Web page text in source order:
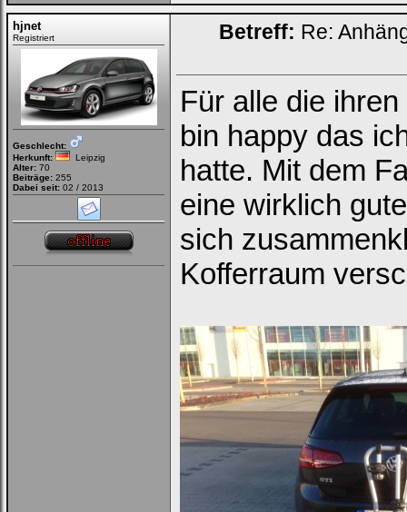
hjnet
Registriert
Geschlecht:
Herkunft:
Leipzig
Alter: 70
Beiträge: 255
Dabei seit: 02 / 2013
Betreff: Re:
Für alle die
bin happy das
hatte. Mit dem
eine wirklich
sich
Kofferraum